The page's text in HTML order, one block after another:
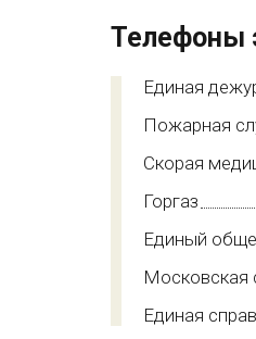
Телефоны
Единая
Пожарная
Скорая
Горгаз
Единый
Московская
Единая